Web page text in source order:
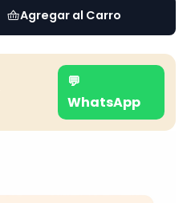
Agregar al Carro
💬
WhatsApp